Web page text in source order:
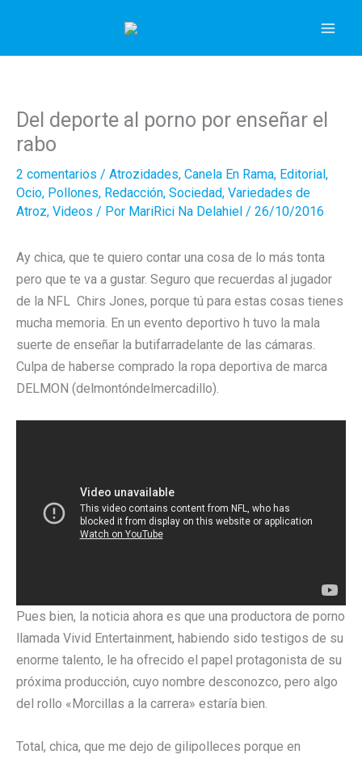
contenido
Del deporte al porno por enseñar el
rabo
2 comentarios / Atrozidades, Canela En Rama, Editorial,
Ocio, Pollones, Redacción, Sociedad, Variedades de
Atroz, Videos / Por MariRici Na Delahiel / 26/10/2016
Ay chica, que te quiero contar una cosa de lo más tonta
pero que te va a gustar. Seguro que recuerdas al jugador
de la NFL Chirs Jones, porque tú para estas cosas tienes
mucha memoria. En un evento deportivo h tuvo la mala
suerte de enseñar la butifarradelante de las cámaras.
Culpa de haberse comprado la ropa deportiva de marca
DELMON (delmontóndelmercadillo).
Pues bien, la noticia ahora es que una productora de porno
llamada Vivid Entertainment, habiendo sido testigos de su
enorme talento, le ha ofrecido el papel protagonista de su
próxima producción, cuyo nombre desconozco, pero algo
del rollo «Morcillas a la carrera» estaría bien.
Total, chica, que me dejo de gilipolleces porque en